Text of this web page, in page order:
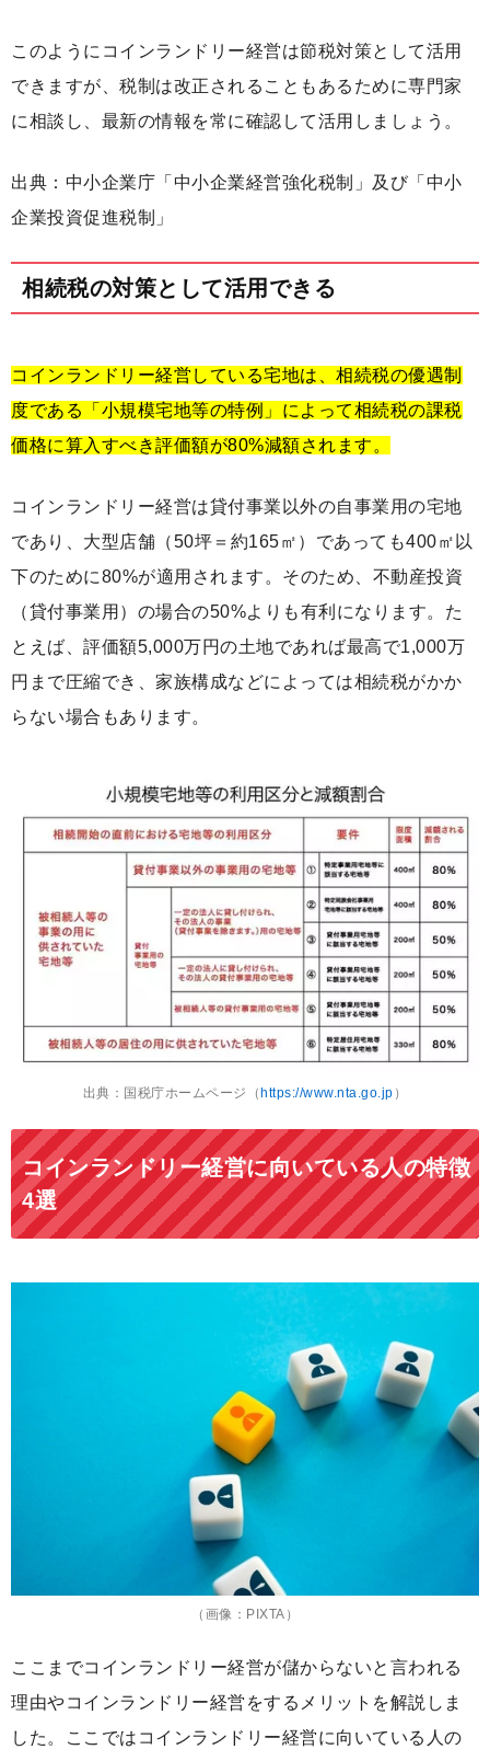
このようにコインランドリー経営は節税対策として活用
できますが、税制は改正されることもあるために専門家
に相談し、最新の情報を常に確認して活用しましょう。
出典：中小企業庁「中小企業経営強化税制」及び「中小
企業投資促進税制」
相続税の対策として活用できる
コインランドリー経営している宅地は、相続税の優遇制
度である「小規模宅地等の特例」によって相続税の課税
価格に算入すべき評価額が80%減額されます。
コインランドリー経営は貸付事業以外の自事業用の宅地
であり、大型店舗（50坪＝約165㎡）であっても400㎡以
下のために80%が適用されます。そのため、不動産投資
（貸付事業用）の場合の50%よりも有利になります。た
とえば、評価額5,000万円の土地であれば最高で1,000万
円まで圧縮でき、家族構成などによっては相続税がかか
らない場合もあります。
出典：国税庁ホームページ（ https://www.nta.go.jp ）
コインランドリー経営に向いている人の特徴
4選
（画像：PIXTA）
ここまでコインランドリー経営が儲からないと言われる
理由やコインランドリー経営をするメリットを解説しま
した。ここではコインランドリー経営に向いている人の